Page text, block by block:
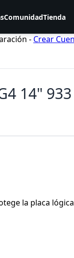
ComunidadTienda
- Crear
14"
la placa